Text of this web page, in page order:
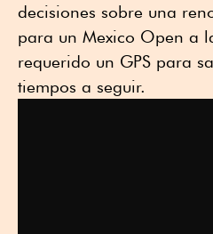
decisiones sobre una
para un Mexico Open a
requerido un GPS para
tiempos a seguir.